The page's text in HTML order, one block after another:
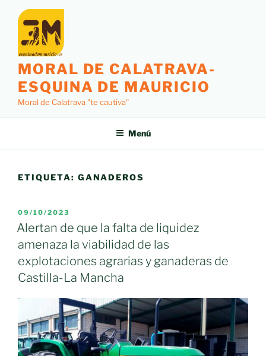
contenido
MORAL DE CALATRAVA-
ESQUINA DE MAURICIO
Moral de Calatrava "te cautiva"
Menú
ETIQUETA: GANADEROS
PUBLICADO
EL
09/10/2023
Alertan de que la falta de liquidez
amenaza la viabilidad de las
explotaciones agrarias y ganaderas de
Castilla-La Mancha